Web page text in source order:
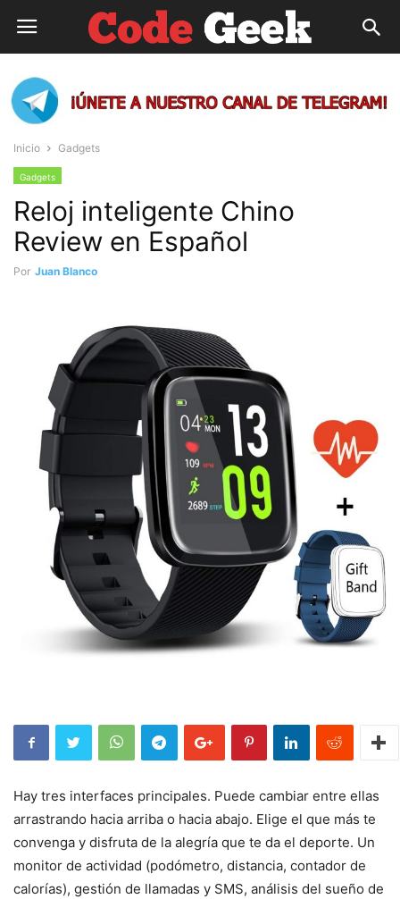
Inicio Gadgets
Gadgets
Reloj inteligente Chino
Review en Español
Por Juan Blanco
Hay tres interfaces principales. Puede cambiar entre ellas
arrastrando hacia arriba o hacia abajo. Elige el que más te
convenga y disfruta de la alegría que te da el deporte. Un
monitor de actividad (podómetro, distancia, contador de
calorías), gestión de llamadas y SMS, análisis del sueño de